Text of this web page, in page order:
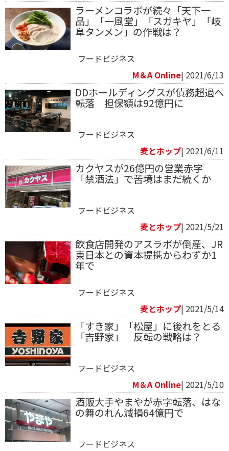
ラーメンコラボが続々「天下一
品」「一風堂」「スガキヤ」「岐
阜タンメン」の作戦は？
フードビジネス
M＆A Online| 2021/6/13
DDホールディングスが債務超過へ
転落 担保額は92億円に
フードビジネス
麦とホップ| 2021/6/11
カクヤスが26億円の営業赤字
「禁酒法」で苦境はまだ続くか
フードビジネス
麦とホップ| 2021/5/21
飲食店開発のアスラボが倒産、JR
東日本との資本提携からわずか1
年で
フードビジネス
麦とホップ| 2021/5/14
「すき家」「松屋」に後れをとる
「吉野家」 反転の戦略は？
フードビジネス
M＆A Online| 2021/5/10
酒販大手やまやが赤字転落、はな
の舞のれん減損64億円で
フードビジネス